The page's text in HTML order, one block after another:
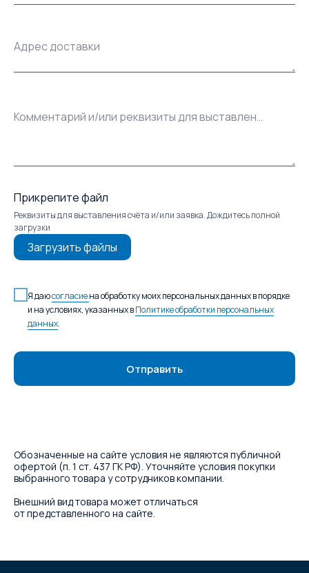
Адрес доставки
Комментарий и/или реквизиты для выставления счёта
Прикрепите файл
Реквизиты для выставления счёта и/или заявка. Дождитесь полной
загрузки
Загрузить файлы
Я даюсогласиена обработку моих персональных данных в порядке
и на условиях, указанных вПолитике обработки персональных
данных.
Отправить
Обозначенные на сайте условия не являются публичной
офертой (п. 1 ст. 437 ГК РФ). Уточняйте условия покупки
выбранного товара у сотрудников компании.
Внешний вид товара может отличаться
от представленного на сайте.